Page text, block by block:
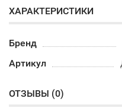
ХАРАКТЕРИСТИКИ
Бренд
Артикул
ОТЗЫВЫ (0)